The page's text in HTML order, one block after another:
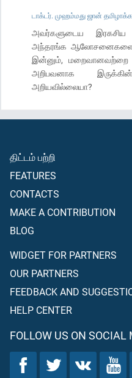
டாக்டர். முஹம்மது ஜான்
அவர்களுடைய
அந்தரங்க
இன்னும், மறைவானவற்றை
அறிபவனாக
அறியவில்லையா?
திட்டம் பற்றி
FEATURES
CONTACTS
MAKE A CONTRIBUTION
BLOG
WIDGET FOR PARTNERS
OUR PARTNERS
FEEDBACK AND
HELP CENTER
FOLLOW US ON SOCIAL